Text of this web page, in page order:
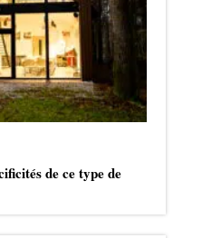
de ce type de